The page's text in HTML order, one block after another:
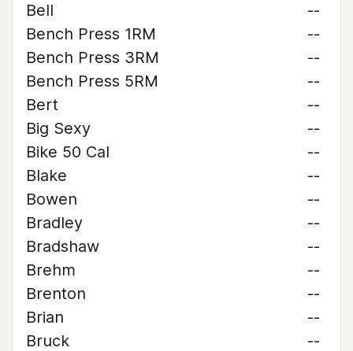
Bell
--
Bench Press 1RM
--
Bench Press 3RM
--
Bench Press 5RM
--
Bert
--
Big Sexy
--
Bike 50 Cal
--
Blake
--
Bowen
--
Bradley
--
Bradshaw
--
Brehm
--
Brenton
--
Brian
--
Bruck
--